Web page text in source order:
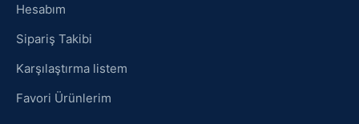
Hesabım
Sipariş Takibi
Karşılaştırma listem
Favori Ürünlerim